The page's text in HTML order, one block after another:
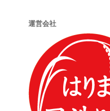
ー
り
運営会社